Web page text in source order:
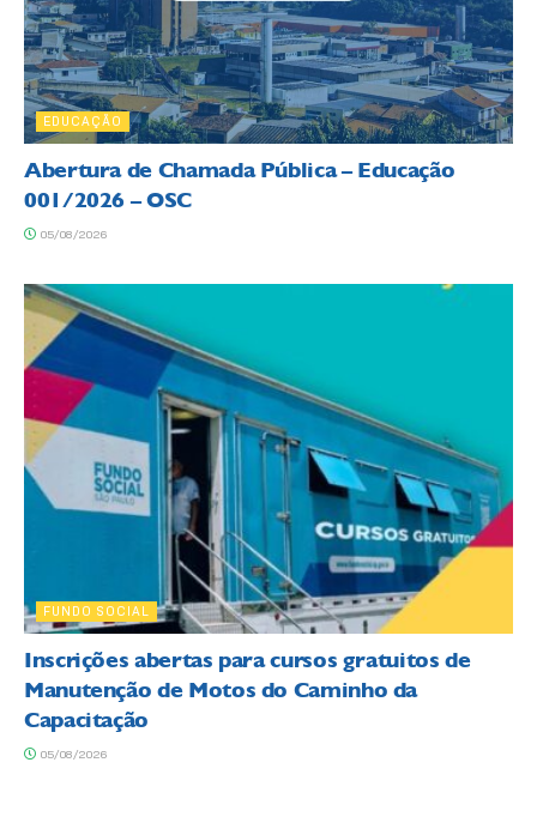
EDUCAÇÃO
Abertura de Chamada Pública – Educação
001/2026 – OSC
05/08/2026
FUNDO SOCIAL
Inscrições abertas para cursos gratuitos de
Manutenção de Motos do Caminho da
Capacitação
05/08/2026